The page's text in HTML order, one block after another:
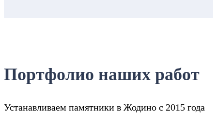
Портфолио наших работ
Устанавливаем памятники в Жодино с 2015 года